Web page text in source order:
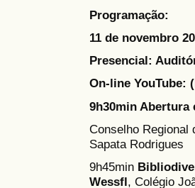
Programação:
11 de novembro
Presencial:
On-line YouTube:
9h30min Abertura
Conselho Regional
Sapata Rodrigues
9h45min
Wessfl, Colégio